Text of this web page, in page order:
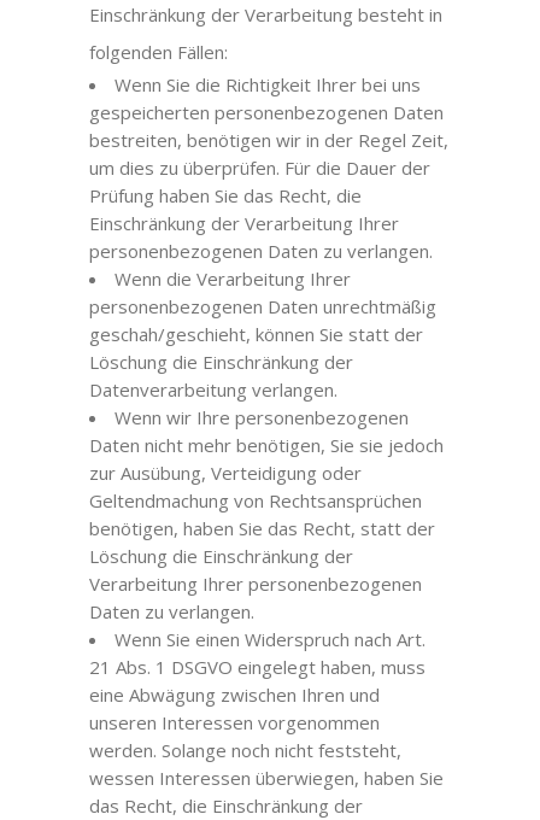
Einschränkung der Verarbeitung besteht in
folgenden Fällen:
Wenn Sie die Richtigkeit Ihrer bei uns
gespeicherten personenbezogenen Daten
bestreiten, benötigen wir in der Regel Zeit,
um dies zu überprüfen. Für die Dauer der
Prüfung haben Sie das Recht, die
Einschränkung der Verarbeitung Ihrer
personenbezogenen Daten zu verlangen.
Wenn die Verarbeitung Ihrer
personenbezogenen Daten unrechtmäßig
geschah/geschieht, können Sie statt der
Löschung die Einschränkung der
Datenverarbeitung verlangen.
Wenn wir Ihre personenbezogenen
Daten nicht mehr benötigen, Sie sie jedoch
zur Ausübung, Verteidigung oder
Geltendmachung von Rechtsansprüchen
benötigen, haben Sie das Recht, statt der
Löschung die Einschränkung der
Verarbeitung Ihrer personenbezogenen
Daten zu verlangen.
Wenn Sie einen Widerspruch nach Art.
21 Abs. 1 DSGVO eingelegt haben, muss
eine Abwägung zwischen Ihren und
unseren Interessen vorgenommen
werden. Solange noch nicht feststeht,
wessen Interessen überwiegen, haben Sie
das Recht, die Einschränkung der